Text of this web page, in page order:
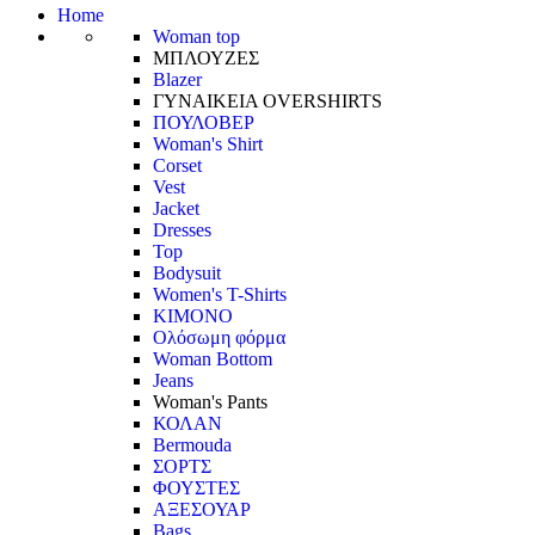
Home
Woman top
ΜΠΛΟΥΖΕΣ
Blazer
ΓΥΝΑΙΚΕΙΑ OVERSHIRTS
ΠΟΥΛΟΒΕΡ
Woman's Shirt
Corset
Vest
Jacket
Dresses
Top
Bodysuit
Women's T-Shirts
ΚΙΜΟΝΟ
Ολόσωμη φόρμα
Woman Bottom
Jeans
Woman's Pants
ΚΟΛΑΝ
Bermouda
ΣΟΡΤΣ
ΦΟΥΣΤΕΣ
ΑΞΕΣΟΥΑΡ
Bags